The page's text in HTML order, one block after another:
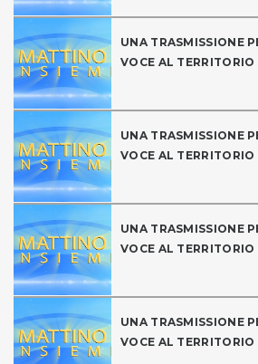
UNA TRASMISSIONE
VOCE AL TERRITORIO
UNA TRASMISSIONE
VOCE AL TERRITORIO
UNA TRASMISSIONE
VOCE AL TERRITORIO
UNA TRASMISSIONE
VOCE AL TERRITORIO